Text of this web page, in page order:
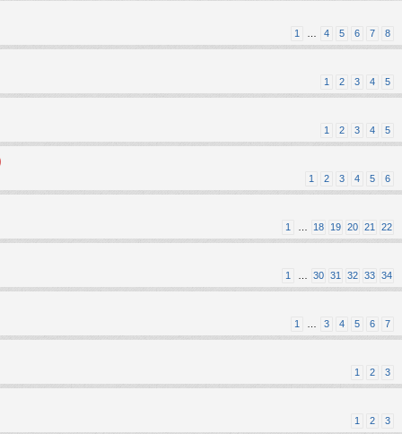
1 4 5 6 7 8
1 2 3 4 5
1 2 3 4 5
1 2 3 4 5 6
1 18 19 20 21 22
1 30 31 32 33 34
1 3 4 5 6 7
1 2 3
1 2 3